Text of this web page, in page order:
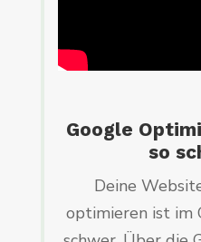
Google
so
Deine
optimieren ist im